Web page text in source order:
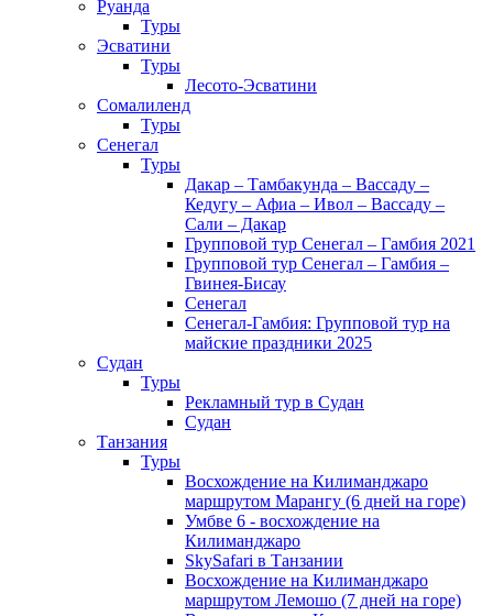
Руанда
Туры
Эсватини
Туры
Лесото-Эсватини
Сомалиленд
Туры
Сенегал
Туры
Дакар – Тамбакунда – Вассаду –
Кедугу – Афиа – Ивол – Вассаду –
Сали – Дакар
Групповой тур Сенегал – Гамбия 2021
Групповой тур Сенегал – Гамбия –
Гвинея-Бисау
Сенегал
Сенегал-Гамбия: Групповой тур на
майские праздники 2025
Судан
Туры
Рекламный тур в Cудан
Cудан
Танзания
Туры
Восхождение на Килиманджаро
маршрутом Марангу (6 дней на горе)
Умбве 6 - восхождение на
Килиманджаро
SkySafari в Танзании
Восхождение на Килиманджаро
маршрутом Лемошо (7 дней на горе)